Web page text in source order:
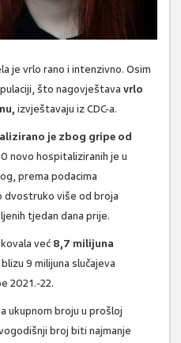
je vrlo rano i intenzivno. Osim
što nagovještava vrlo
izvještavaju iz CDC-a.
je zbog gripe od
novo hospitaliziranih je u
prema podacima
više od broja
tjedan dana prije.
već 8,7 milijuna
9 milijuna slučajeva
2021.-22.
ukupnom broju u prošloj
broj biti najmanje